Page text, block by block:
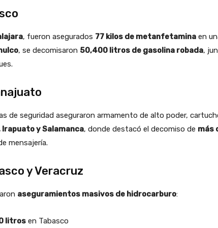
, fueron asegurados 77 kilos de metanfetamina en
, se decomisaron 50,400 litros de gasolina robada,
de seguridad aseguraron armamento de alto poder,
Irapuato y Salamanca, donde destacó el decomiso de más
mensajería.
y Veracruz
aseguramientos masivos de hidrocarburo:
litros en Tabasco